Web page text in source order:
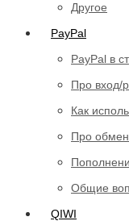
Другое
PayPal
PayPal в
Про вход/
Как
Про
Общие
QIWI